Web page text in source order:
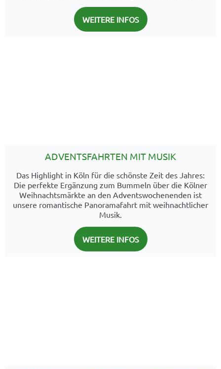
WEITERE INFOS
ADVENTSFAHRTEN MIT MUSIK
Das Highlight in Köln für die schönste Zeit des Jahres:
Die perfekte Ergänzung zum Bummeln über die Kölner
Weihnachtsmärkte an den Adventswochenenden ist
unsere romantische Panoramafahrt mit weihnachtlicher
Musik.
WEITERE INFOS